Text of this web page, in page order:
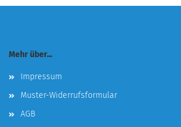
Mehr über...
Impressum
Muster-Widerrufsformular
AGB